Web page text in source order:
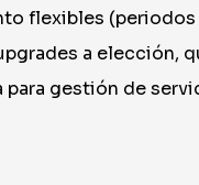
flexibles (periodos
a elección,
gestión de